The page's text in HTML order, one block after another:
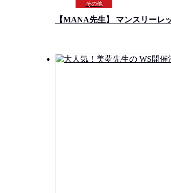
その他
【MANA先生】 マンスリーレ